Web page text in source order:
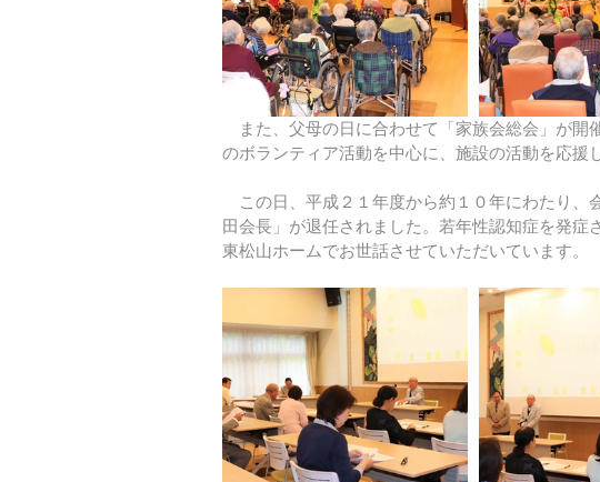
また、父母の日に合わせて「家族会総会」が開
のボランティア活動を中心に、施設の活動を応援
この日、平成２１年度から約１０年にわたり、
田会長」が退任されました。若年性認知症を発
東松山ホームでお世話させていただいています。